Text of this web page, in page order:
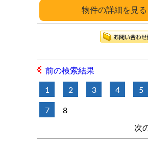
詳細
前の検索結果
1 2 3 4 5
7 8